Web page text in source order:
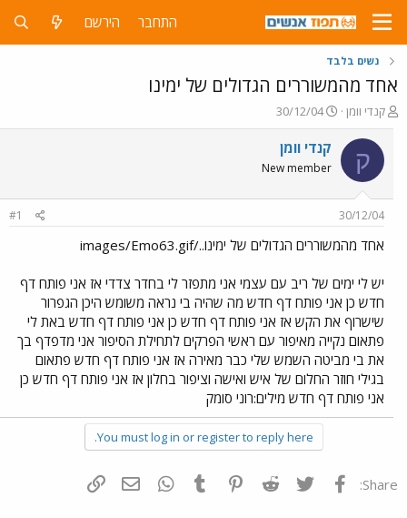
התחבר הירשם
נשים בלבד
אחד מהמשוררים הגדולים של ימינו
פ
ו
ת
ח
ה
ש
א
קנדי וומן
פ
ו
ר
ס
ם
ר
30/12/04
ק קנדי וומן
New member
30/12/04
#1
אחד מהמשוררים הגדולים של ימינו../images/Emo63.gif
יש לי ימים של ריב עם עצמי אני מתפזר לי בחדר צדדי אז אני פותח דף
חדש כן אני פותח דף חדש מה שהיה בי נראה משומש היכן הגפרור
שישרוף את הקש אז אני פותח דף חדש כן אני פותח דף חדש באת לי
פתאום נקייה מאיפור עם ראשי הפרקים לתחילת הסיפור אני מדפדף בך
את בי מביטה השמש שלי כבר מאירה אז אני פותח דף חדש פתאום
בגילי חוזר החלום של איש ואישה וציפור בחלון אז אני פותח דף חדש כן
אני פותח דף חדש מילים:רוני סומק
You must log in or register to reply here.
Share: פייסבוק Twitter
Reddit
Pinterest
Tumblr
WhatsAppדואר אלקטרוני